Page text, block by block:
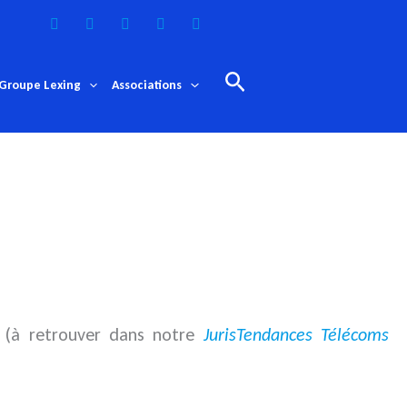
Lexing Associations Rechercher
(à retrouver dans notre JurisTendances Télécoms